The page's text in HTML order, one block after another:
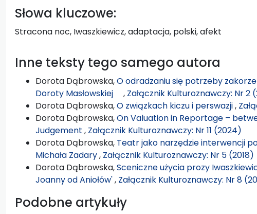
Słowa kluczowe:
Stracona noc, Iwaszkiewicz, adaptacja, polski, afekt
Inne teksty tego samego autora
Dorota Dąbrowska,O odradzaniu się potrzeby
Doroty Masłowskiej , Załącznik Kulturoznawczy: Nr 2
Dorota Dąbrowska,O związkach kiczu i perswazji,
Dorota Dąbrowska,On Valuation in Reportage –
Judgement , Załącznik Kulturoznawczy: Nr 11 (2024)
Dorota Dąbrowska, Teatr jako narzędzie interwencji
Michała Zadary, Załącznik Kulturoznawczy: Nr 5 (2018)
Dorota Dąbrowska,Sceniczne użycia prozy
Joanny od Aniołów', Załącznik Kulturoznawczy: Nr 8
Podobne artykuły